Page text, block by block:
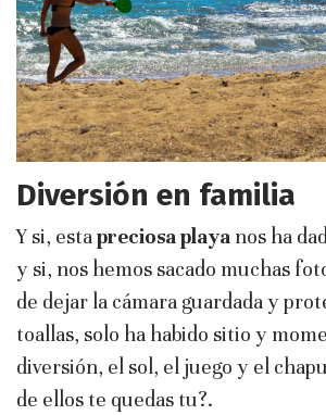
Diversión en familia
Y si, estapreciosa playa nos ha
y si, nos hemos sacado muchas
de dejar la cámara guardada y
toallas, solo ha habido sitio y
diversión, el sol, el juego y el
de ellos te quedas tu?.